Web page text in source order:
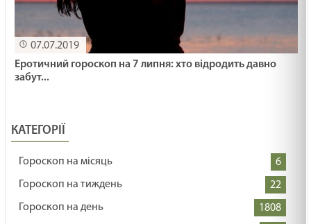
07.07.2019
Еротичний гороскоп на 7 липня: хто відродить давно
забут...
КАТЕГОРІЇ
Гороскоп на місяць
6
Гороскоп на тиждень
22
Гороскоп на день
1808